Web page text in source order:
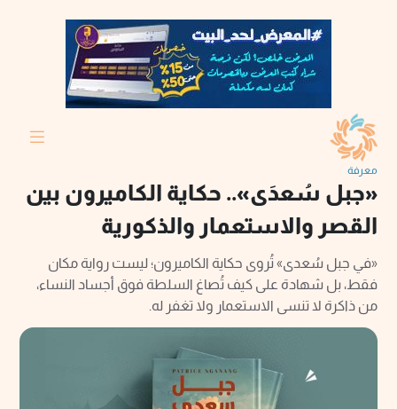
معرفة
«جبل سُعدَى».. حكاية الكاميرون بين
القصر والاستعمار والذكورية
«في جبل سُعدى» تُروى حكاية الكاميرون؛ ليست رواية مكان
فقط، بل شهادة على كيف تُصاغ السلطة فوق أجساد النساء،
من ذاكرة لا تنسى الاستعمار ولا تغفر له.